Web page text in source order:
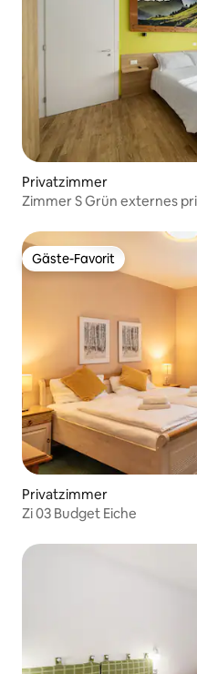
Privatzimmer
Zimmer S Grün externes
Gäste-Favorit
Gäste-Favorit
Privatzimmer
Zi 03 Budget Eiche